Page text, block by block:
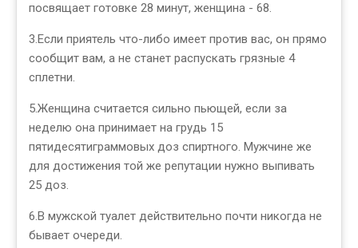
посвящает готовке 28 минут, женщина - 68.
3.Если приятель что-либо имеет против вас, он прямо
сообщит вам, а не станет распускать грязные 4
сплетни.
5.Женщина считается сильно пьющей, если за
неделю она принимает на грудь 15
пятидесятиграммовых доз спиртного. Мужчине же
для достижения той же репутации нужно выпивать
25 доз.
6.В мужской туалет действительно почти никогда не
бывает очереди.